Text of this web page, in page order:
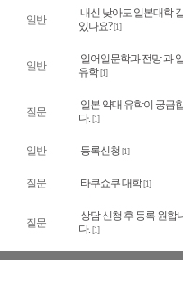
일반
내신 낮아도 일본대학
있나요? [1]
일반
일어일문학과 전망 과
유학 [1]
질문
일본 약대 유학이 궁금
다. [1]
일반 등록신청 [1]
질문 타쿠쇼쿠 대학 [1]
질문
상담 신청 후 등록 원합
다. [1]